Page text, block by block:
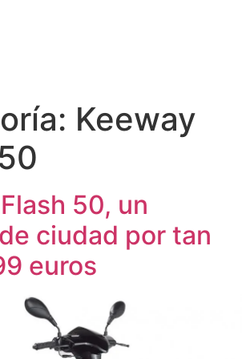
Keeway
50, un
ciudad por tan
euros